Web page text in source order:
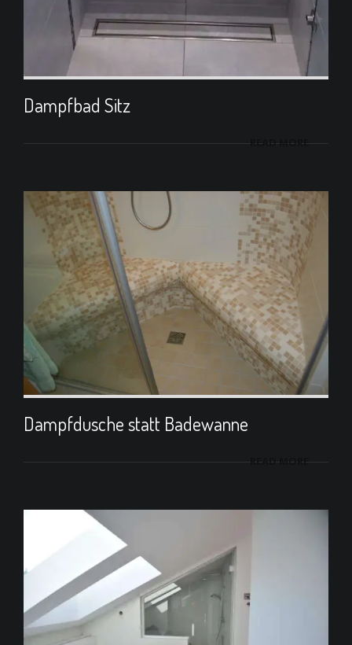
Dampfbad Sitz
READ MORE
Dampfdusche statt Badewanne
READ MORE